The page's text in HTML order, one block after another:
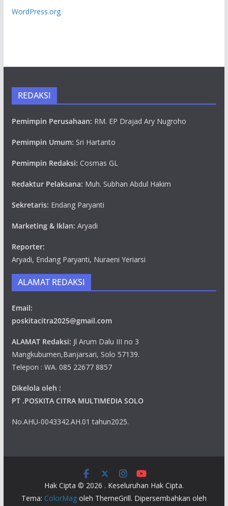
WordPress.org
REDAKSI
Pemimpin Perusahaan: RM. EP Drajad Ary Nugroho
Pemimpin Umum: Sri Hartanto
Pemimpin Redaksi: Cosmas GL
Redaktur Pelaksana: Muh. Subhan Abdul Hakim
Sekretaris: Endang Paryanti
Marketing & Iklan: Aryadi
Reporter:
Aryadi, Endang Paryanti, Nuraeni Yeriarsi
ALAMAT REDAKSI
Email:
poskitacitra2025@gmail.com
ALAMAT Redaksi: Jl Arum Dalu III no 3
Mangkubumen,Banjarsari, Solo 57139.
Telepon : WA. 085 22677 8857
Dikelola oleh :
PT .POSKITA CITRA MULTIMEDIA SOLO
No.AHU-0043342.AH.01 tahun2025.
Hak Cipta © 2026 . Keseluruhan Hak Cipta.
Tema: ColorMagoleh ThemeGrill. Dipersembahkan oleh